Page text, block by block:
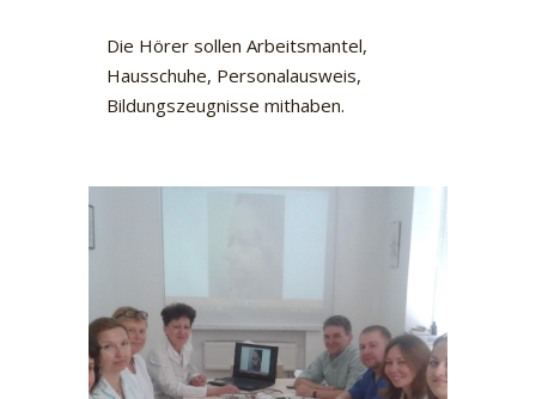
Die Hörer sollen Arbeitsmantel,
Hausschuhe, Personalausweis,
Bildungszeugnisse mithaben.